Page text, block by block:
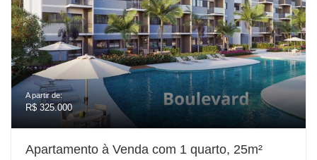
A partir de:
R$ 325.000
Apartamento à Venda com 1 quarto, 25m²